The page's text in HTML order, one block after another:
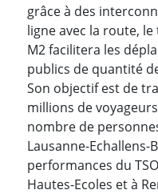
grâce à des
ligne avec la route,
M2 facilitera les
publics de quantité
Son objectif est de
millions de
nombre de
Lausanne-Echallens-
performances du
Hautes-Ecoles et à